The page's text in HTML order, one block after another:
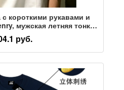
короткими рукавами и
мужская летняя тонкая
модного бренда,
футболка с короткими
руб.